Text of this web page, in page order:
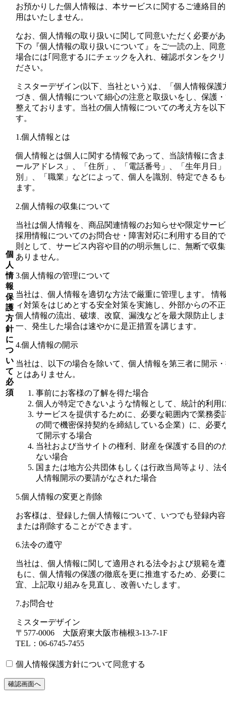
個
人
情
報
保
護
方
針
に
つ
い
て
必
須
お預かりした個人情報は、本サービスに関するご連絡目
用はいたしません。
なお、個人情報の取り扱いに関して同意いただく必要が
下の『個人情報の取り扱いについて』をご一読の上、同
場合には｢同意する｣にチェックを入れ、確認ボタンをク
ださい。
ミスターデザイン(以下、当社という)は、「個人情報保護
づき、個人情報について細心の注意と取扱いをし、保護
整えております。当社の個人情報についての考え方を以
す。
1.個人情報とは
個人情報とは個人に関する情報であって、当該情報に含
ールアドレス」、「住所」、「電話番号」、「生年月日
別」、「職業」などによって、個人を識別、特定できる
ます。
2.個人情報の収集について
当社は個人情報を、商品関連情報のお知らせや限定サー
採用情報についてのお問合せ・障害対応に利用する目的
則として、サービス内容や目的の明示無しに、無断で収
ありません。
3.個人情報の管理について
当社は、個人情報を適切な方法で厳重に管理します。 情
ィ対策をはじめとする安全対策を実施し、外部からの不
個人情報の流出、破壊、改竄、漏洩などを最大限防止し
一、発生した場合は速やかに是正措置を講じます。
4.個人情報の開示
当社は、以下の場合を除いて、個人情報を第三者に開示
とはありません。
事前にお客様の了解を得た場合
個人が特定できないような情報として、統計的利用
サービスを提供するために、必要な範囲内で業務委
の間で機密保持契約を締結している企業）に、必要
て開示する場合
当社および当サイトの権利、財産を保護する目的の
ない場合
国または地方公共団体もしくは行政当局等より、法
人情報開示の要請がなされた場合
5.個人情報の変更と削除
お客様は、登録した個人情報について、いつでも登録内
または削除することができます。
6.法令の遵守
当社は、個人情報に関して適用される法令および規範を
もに、個人情報の保護の徹底を更に推進するため、必要
宜、上記取り組みを見直し、改善いたします。
7.お問合せ
ミスターデザイン
〒577-0006 大阪府東大阪市楠根3-13-7-1F
TEL：06-6745-7455
個人情報保護方針について同意する
確認画面へ